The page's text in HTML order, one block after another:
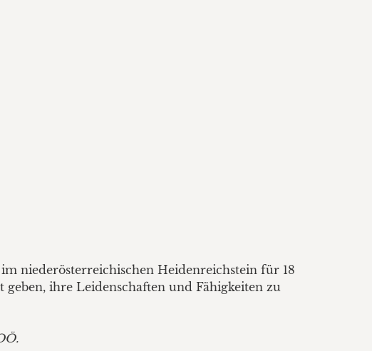
niederösterreichischen Heidenreichstein für 18
geben, ihre Leidenschaften und Fähigkeiten zu